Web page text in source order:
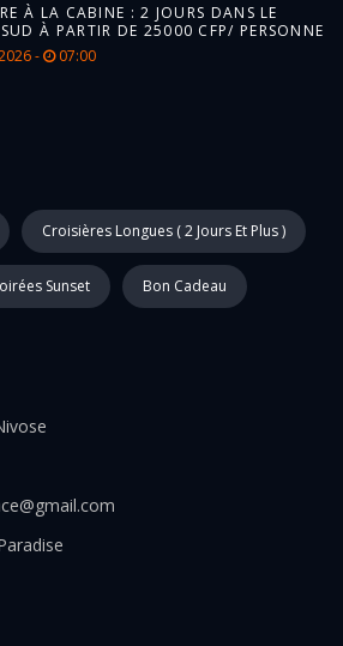
À LA CABINE : 2 JOURS DANS LE
À PARTIR DE 25000 CFP/ PERSONNE
-
07:00
Croisières Longues ( 2 Jours Et Plus )
Sunset Bon Cadeau